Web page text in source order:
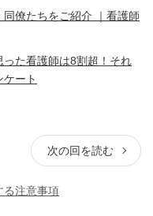
僚たちをご紹介 ｜看護師
た看護師は8割超！それ
ート
次の回を読む
る注意事項